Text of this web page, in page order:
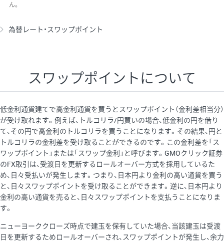
ん。
為替レート・スワップポイント
スワップポイントについて
低金利通貨建てで高金利通貨を買うとスワップポイント（金利差相当分）
が受け取れます。例えば、トルコリラ/円買いの場合、低金利の円を借り
て、その円で高金利のトルコリラを買うことになります。その結果、円と
トルコリラの金利差を受け取ることができるのです。この金利差を「ス
ワップポイント」または「スワップ金利」と呼びます。GMOクリック証券
のFX取引は、受渡日を更新するロールオーバー方式を採用しているた
め、日々受払いが発生します。つまり、日本円より金利の高い通貨を買う
と、日々スワップポイントを受け取ることができます。逆に、日本円より
金利の高い通貨を売ると、日々スワップポイントを支払うことになりま
す。
ニューヨーククローズ時点で建玉を保有していた場合、当該建玉は受渡
日を更新するためロールオーバーされ、スワップポイントが発生し、余力